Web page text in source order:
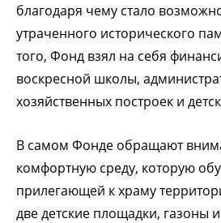
благодаря чему стало
утраченного исторического
того, Фонд взял на себя
воскресной школы,
хозяйственных построек и
В самом Фонде обращают
комфортную среду, которую
прилегающей к храму
две детские площадки, газоны